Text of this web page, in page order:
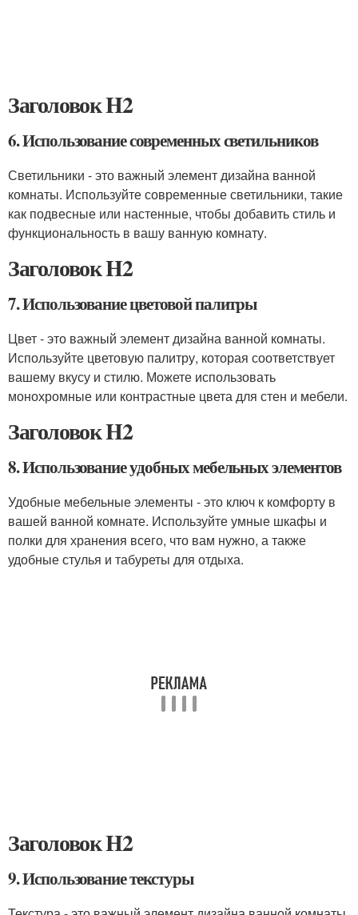
Заголовок H2
6. Использование современных светильников
Светильники - это важный элемент дизайна ванной
комнаты. Используйте современные светильники, такие
как подвесные или настенные, чтобы добавить стиль и
функциональность в вашу ванную комнату.
Заголовок H2
7. Использование цветовой палитры
Цвет - это важный элемент дизайна ванной комнаты.
Используйте цветовую палитру, которая соответствует
вашему вкусу и стилю. Можете использовать
монохромные или контрастные цвета для стен и мебели.
Заголовок H2
8. Использование удобных мебельных элементов
Удобные мебельные элементы - это ключ к комфорту в
вашей ванной комнате. Используйте умные шкафы и
полки для хранения всего, что вам нужно, а также
удобные стулья и табуреты для отдыха.
Заголовок H2
9. Использование текстуры